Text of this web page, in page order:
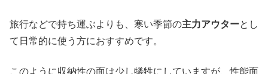
旅行などで持ち運ぶよりも、寒い季節の主力アウターとし
て日常的に使う方におすすめです。
このように収納性の面は少し犠牲にしていますが、性能面